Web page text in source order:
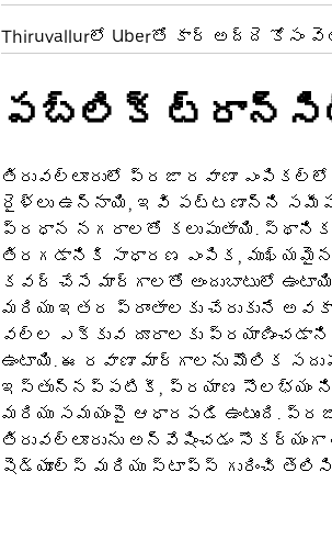
Thiruvallurలో Uberతో కార్ అద్దె కోసం
పబ్లిక్
తిరువల్లూరులో ప్రజా రవాణా ఎంపికల్లో
రైళ్లు ఉన్నాయి, ఇవి పట్టణాన్ని సమీప
ప్రధాన నగరాలతో కలుపుతాయి. స్థానిక
తిరగడానికి సాధారణ ఎంపిక,
కవర్ చేసే మార్గాలతో అందుబాటులో
మరియు ఇతర ప్రాంతాలకు చేరుకునే
వల్ల ఎక్కువ దూరాలకు
ఉంటాయి. ఈ రవాణా మార్గాలను మౌలిక
ఇస్తున్నప్పటికీ, ప్రయాణ సౌలభ్యం
మరియు సమయంపై ఆధారపడి ఉంటుంది.
తిరువల్లూరును అన్వేషించడం సౌకర్యంగా
షెడ్యూల్స్ మరియు స్టాప్స్ గురించి